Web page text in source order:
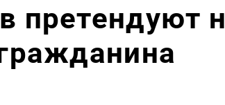
претендуют